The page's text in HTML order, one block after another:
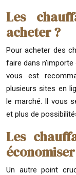
Les
acheter ?
Pour acheter des
faire dans
vous est
plusieurs sites en
le marché. Il vous
et plus de
Les
Un autre point